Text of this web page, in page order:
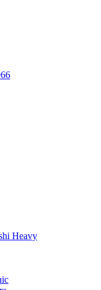
Heavy